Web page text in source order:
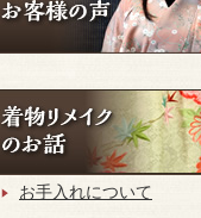
お手入れについて